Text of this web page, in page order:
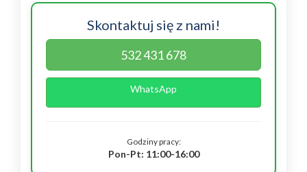
Skontaktuj się z nami!
532 431 678
WhatsApp
Godziny pracy:
Pon-Pt: 11:00-16:00